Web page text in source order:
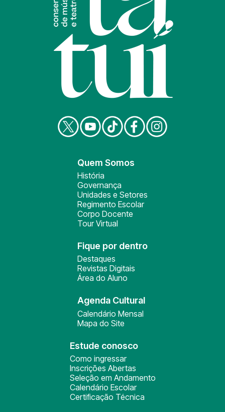
Quem Somos
História
Governança
Unidades e Setores
Regimento Escolar
Corpo Docente
Tour Virtual
Fique por dentro
Destaques
Revistas Digitais
Área do Aluno
Agenda Cultural
Calendário Mensal
Mapa do Site
Estude conosco
Como ingressar
Inscrições Abertas
Seleção em Andamento
Calendário Escolar
Certificação Técnica